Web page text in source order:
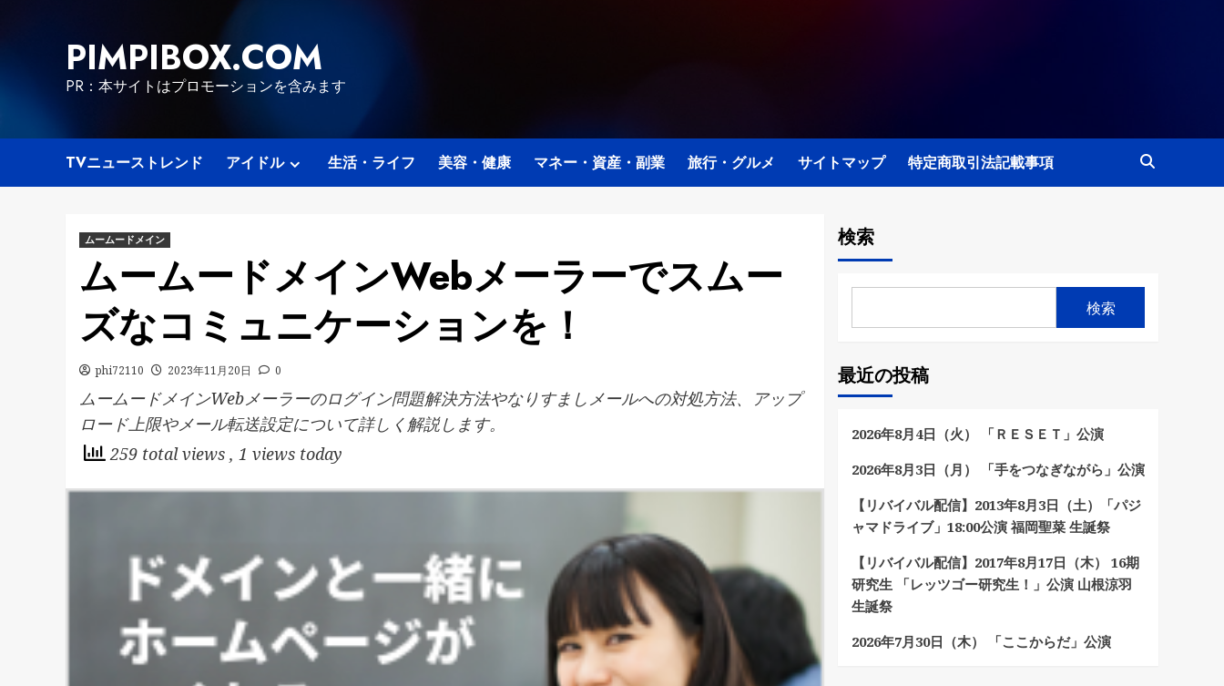
PIMPIBOX.COM
PR：本サイトはプロモーションを含みます
TVニューストレンド アイドル 生活・ライフ 美容・健康 マネー・資産・副業 旅行・グルメ サイトマップ 特定商取引法記載事項
ムームードメイン
ムームードメインWebメーラーでスムー
ズなコミュニケーションを！
phi72110 2023年11月20日 0
ムームードメインWebメーラーのログイン問題解決方法やなりすましメールへの対処方法、アップ
ロード上限やメール転送設定について詳しく解説します。
259 total views , 1 views today
検索
検索
最近の投稿
2026年8月4日（火） 「ＲＥＳＥＴ」公演
2026年8月3日（月） 「手をつなぎながら」公演
【リバイバル配信】2013年8月3日（土）「パジ
ャマドライブ」18:00公演 福岡聖菜 生誕祭
【リバイバル配信】2017年8月17日（木） 16期
研究生 「レッツゴー研究生！」公演 山根涼羽
生誕祭
2026年7月30日（木） 「ここからだ」公演